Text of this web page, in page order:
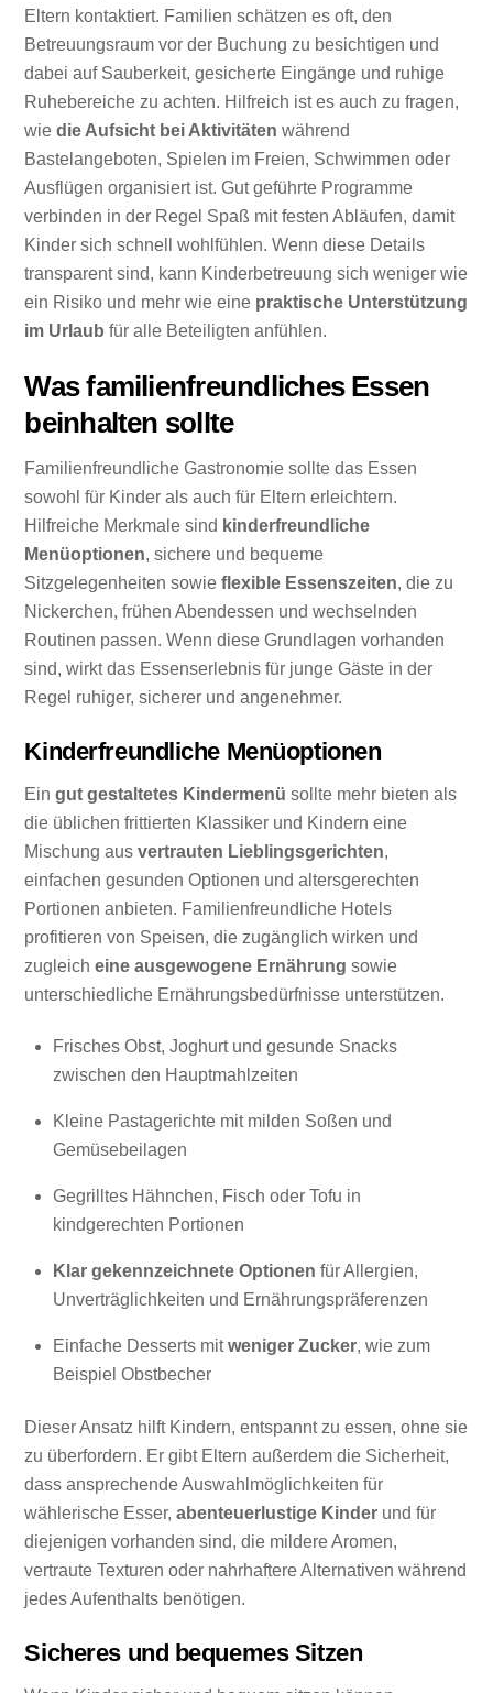
Eltern kontaktiert. Familien schätzen es oft, den
Betreuungsraum vor der Buchung zu besichtigen und
dabei auf Sauberkeit, gesicherte Eingänge und ruhige
Ruhebereiche zu achten. Hilfreich ist es auch zu fragen,
wiedie Aufsicht bei Aktivitäten während
Bastelangeboten, Spielen im Freien, Schwimmen oder
Ausflügen organisiert ist. Gut geführte Programme
verbinden in der Regel Spaß mit festen Abläufen, damit
Kinder sich schnell wohlfühlen. Wenn diese Details
transparent sind, kann Kinderbetreuung sich weniger wie
ein Risiko und mehr wie eine praktische Unterstützung
im Urlaub für alle Beteiligten anfühlen.
Was familienfreundliches Essen
beinhalten sollte
Familienfreundliche Gastronomie sollte das Essen
sowohl für Kinder als auch für Eltern erleichtern.
Hilfreiche Merkmale sind kinderfreundliche
Menüoptionen, sichere und bequeme
Sitzgelegenheiten sowieflexible Essenszeiten, die zu
Nickerchen, frühen Abendessen und wechselnden
Routinen passen. Wenn diese Grundlagen vorhanden
sind, wirkt das Essenserlebnis für junge Gäste in der
Regel ruhiger, sicherer und angenehmer.
Kinderfreundliche Menüoptionen
Eingut gestaltetes Kindermenü sollte mehr bieten als
die üblichen frittierten Klassiker und Kindern eine
Mischung ausvertrauten Lieblingsgerichten,
einfachen gesunden Optionen und altersgerechten
Portionen anbieten. Familienfreundliche Hotels
profitieren von Speisen, die zugänglich wirken und
zugleicheine ausgewogene Ernährung sowie
unterschiedliche Ernährungsbedürfnisse unterstützen.
Frisches Obst, Joghurt und gesunde Snacks
zwischen den Hauptmahlzeiten
Kleine Pastagerichte mit milden Soßen und
Gemüsebeilagen
Gegrilltes Hähnchen, Fisch oder Tofu in
kindgerechten Portionen
Klar gekennzeichnete Optionen für Allergien,
Unverträglichkeiten und Ernährungspräferenzen
Einfache Desserts mitweniger Zucker, wie zum
Beispiel Obstbecher
Dieser Ansatz hilft Kindern, entspannt zu essen, ohne sie
zu überfordern. Er gibt Eltern außerdem die Sicherheit,
dass ansprechende Auswahlmöglichkeiten für
wählerische Esser,abenteuerlustige Kinder und für
diejenigen vorhanden sind, die mildere Aromen,
vertraute Texturen oder nahrhaftere Alternativen während
jedes Aufenthalts benötigen.
Sicheres und bequemes Sitzen